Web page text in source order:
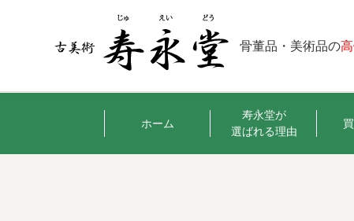
骨董品・美術品の
ホーム
寿永堂が
選ばれる理由